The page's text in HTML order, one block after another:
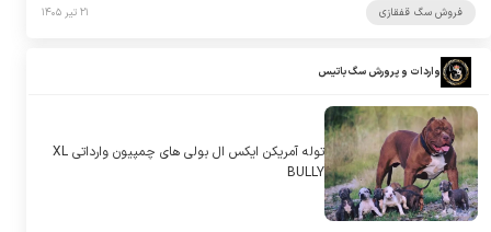
فروش سگ قفقازی ۲۱ تیر ۱۴۰۵
واردات و پرورش سگ باتیس
توله آمریکن ایکس ال بولی های چمپیون وارداتی XL
BULLY